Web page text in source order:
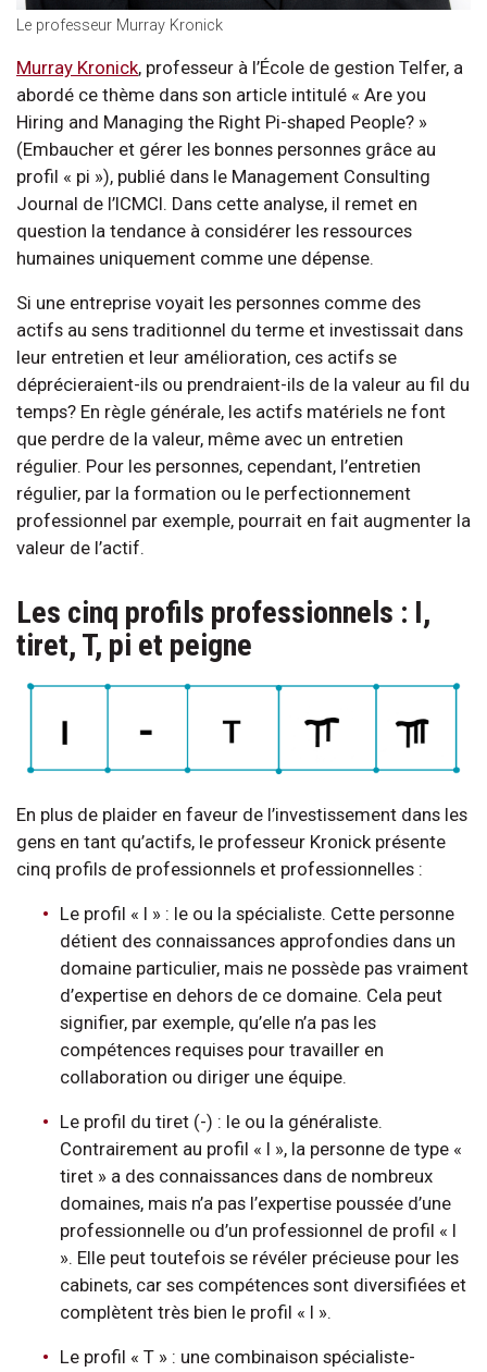
Le professeur Murray Kronick
Murray Kronick, professeur à l’École de gestion Telfer, a
abordé ce thème dans son article intitulé « Are you
Hiring and Managing the Right Pi-shaped People? »
(Embaucher et gérer les bonnes personnes grâce au
profil « pi »), publié dans le Management Consulting
Journal de l’ICMCI. Dans cette analyse, il remet en
question la tendance à considérer les ressources
humaines uniquement comme une dépense.
Si une entreprise voyait les personnes comme des
actifs au sens traditionnel du terme et investissait dans
leur entretien et leur amélioration, ces actifs se
déprécieraient-ils ou prendraient-ils de la valeur au fil du
temps? En règle générale, les actifs matériels ne font
que perdre de la valeur, même avec un entretien
régulier. Pour les personnes, cependant, l’entretien
régulier, par la formation ou le perfectionnement
professionnel par exemple, pourrait en fait augmenter la
valeur de l’actif.
Les cinq profils professionnels : I,
tiret, T, pi et peigne
En plus de plaider en faveur de l’investissement dans les
gens en tant qu’actifs, le professeur Kronick présente
cinq profils de professionnels et professionnelles :
Le profil « I » : le ou la spécialiste. Cette personne
détient des connaissances approfondies dans un
domaine particulier, mais ne possède pas vraiment
d’expertise en dehors de ce domaine. Cela peut
signifier, par exemple, qu’elle n’a pas les
compétences requises pour travailler en
collaboration ou diriger une équipe.
Le profil du tiret (-) : le ou la généraliste.
Contrairement au profil « I », la personne de type «
tiret » a des connaissances dans de nombreux
domaines, mais n’a pas l’expertise poussée d’une
professionnelle ou d’un professionnel de profil « I
». Elle peut toutefois se révéler précieuse pour les
cabinets, car ses compétences sont diversifiées et
complètent très bien le profil « I ».
Le profil « T » : une combinaison spécialiste-